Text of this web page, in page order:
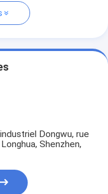
Dongwu, rue
Shenzhen,